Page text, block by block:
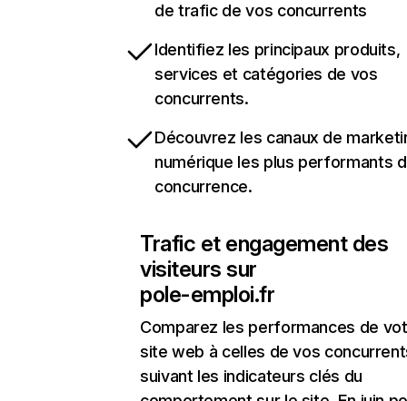
de trafic de vos concurrents
Identifiez les principaux produits,
services et catégories de vos
concurrents.
Découvrez les canaux de
numérique les plus performants
concurrence.
Trafic et engagement des
visiteurs sur
pole-emploi.fr
Comparez les performances de
site web à celles de vos
suivant les indicateurs clés du